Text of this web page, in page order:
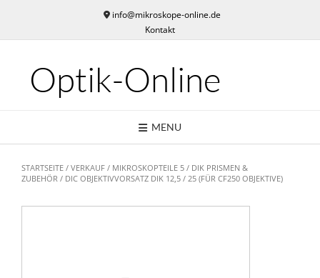
content
info@mikroskope-online.de
Kontakt
Optik-Online
MENU
STARTSEITE / VERKAUF / MIKROSKOPTEILE 5 / DIK PRISMEN &
ZUBEHÖR / DIC OBJEKTIVVORSATZ DIK 12,5 / 25 (FÜR CF250 OBJEKTIVE)